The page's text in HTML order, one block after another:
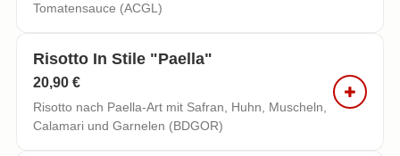
Tomatensauce (ACGL)
Risotto In Stile "paella"
20,90 €
Risotto nach Paella-Art mit Safran, Huhn, Muscheln,
Calamari und Garnelen (BDGOR)